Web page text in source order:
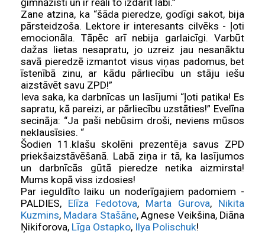
ģimnāzisti un ir reāli to izdarīt labi.”
Zane atzina, ka “šāda pieredze, godīgi sakot, bija
pārsteidzoša. Lektore ir interesants cilvēks - ļoti
emocionāla. Tāpēc arī nebija garlaicīgi. Varbūt
dažas lietas nesapratu, jo uzreiz jau nesanāktu
savā pieredzē izmantot visus viņas padomus, bet
īstenībā zinu, ar kādu pārliecību un stāju iešu
aizstāvēt savu ZPD!”
Ieva saka, ka darbnīcas un lasījumi “ļoti patika! Es
sapratu, kā pareizi, ar pārliecību uzstāties!” Evelīna
secināja: “Ja paši nebūsim droši, neviens mūsos
neklausīsies. “
Šodien 11.klašu skolēni prezentēja savus ZPD
priekšaizstāvēšanā. Labā ziņa ir tā, ka lasījumos
un darbnīcās gūtā pieredze netika aizmirsta!
Mums kopā viss izdosies!
Par ieguldīto laiku un noderīgajiem padomiem -
PALDIES, Elīza Fedotova, Marta Gurova, Nikita
Kuzmins, Madara Stašāne, Agnese Veikšina, Diāna
Ņikiforova, Līga Ostapko, Ilya Polischuk!